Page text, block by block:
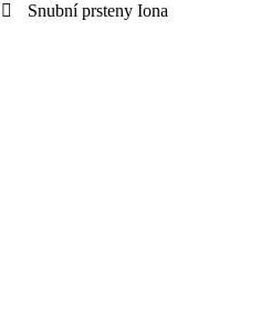
Snubní prsteny Iona